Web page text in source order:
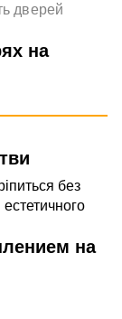
дверей
без